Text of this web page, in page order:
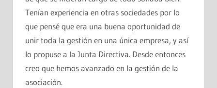
Tenían experiencia en otras sociedades por lo
que pensé que era una buena oportunidad de
unir toda la gestión en una única empresa, y así
lo propuse a la Junta Directiva. Desde entonces
creo que hemos avanzado en la gestión de la
asociación.